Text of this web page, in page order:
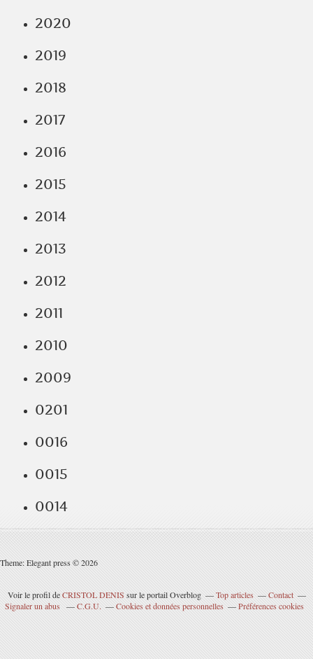
2020
2019
2018
2017
2016
2015
2014
2013
2012
2011
2010
2009
0201
0016
0015
0014
Theme: Elegant press © 2026
Voir le profil deCRISTOL DENIS sur le portail Overblog Top articles
Contact
Signaler un abus
C.G.U. Cookies et données personnelles Préférences cookies